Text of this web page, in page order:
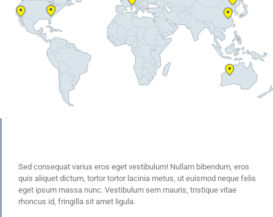
Sed consequat varius eros eget vestibulum! Nullam bibendum, eros
quis aliquet dictum, tortor tortor lacinia metus, ut euismod neque felis
eget ipsum massa nunc. Vestibulum sem mauris, tristique vitae
rhoncus id, fringilla sit amet ligula.